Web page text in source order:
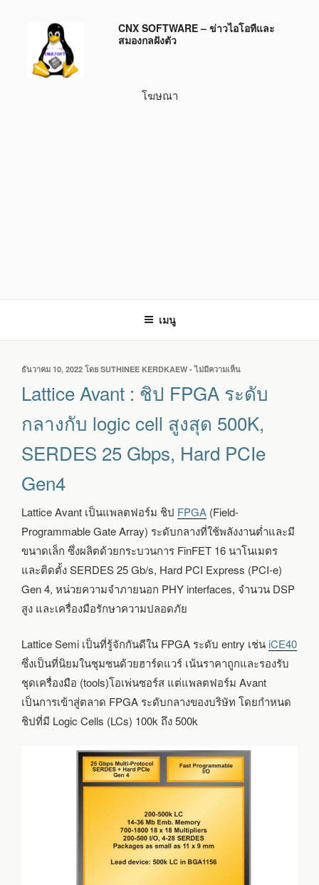
บทความ
CNX SOFTWARE – ข่าวไอโอทีและ
สมองกลฝังตัว
โฆษณา
เมนู
เขียน
ธันวาคม 10, 2022 โดย SUTHINEE KERDKAEW -ไม่มีความเห็น
AVANT
ชิป
FPGA
ระดับ
กลาง
500K,
SERDES
GBPS,
HARD
Lattice Avant : ชิป FPGA ระดับ
กลางกับ logic cell สูงสุด 500K,
SERDES 25 Gbps, Hard PCIe
Gen4
Lattice Avant เป็นแพลตฟอร์ม ชิป FPGA (Field-
Programmable Gate Array) ระดับกลางที่ใช้พลังงานต่ำและมี
ขนาดเล็ก ซึ่งผลิตด้วยกระบวนการ FinFET 16 นาโนเมตร
และติดตั้ง SERDES 25 Gb/s, Hard PCI Express (PCI-e)
Gen 4, หน่วยความจำภายนอก PHY interfaces, จำนวน DSP
สูง และเครื่องมือรักษาความปลอดภัย
Lattice Semi เป็นที่รู้จักกันดีใน FPGA ระดับ entry เช่น iCE40
ซึ่งเป็นที่นิยมในชุมชนด้วยฮาร์ดแวร์ เน้นราคาถูกและรองรับ
ชุดเครื่องมือ (tools)โอเพ่นซอร์ส แต่แพลตฟอร์ม Avant
เป็นการเข้าสู่ตลาด FPGA ระดับกลางของบริษัท โดยกำหนด
ชิปที่มี Logic Cells (LCs) 100k ถึง 500k